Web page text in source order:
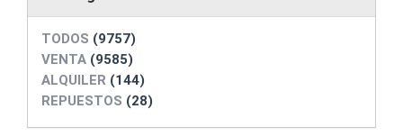
TODOS (9757)
VENTA (9585)
ALQUILER (144)
REPUESTOS (28)